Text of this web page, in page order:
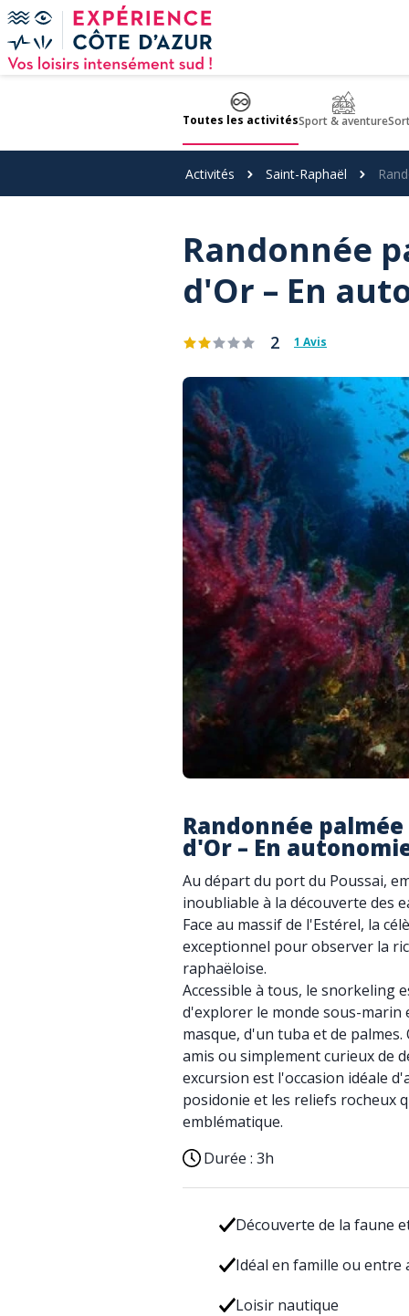
Panneau de gestion des cookies
Toutes les activitésSport & aventure
Activités Saint-Raphaël
Randonnée
d'Or – En
2 1 Avis
Randonnée
d'Or – En
Au départ du port du Poussai,
inoubliable à la découverte des
Face au massif de l'Estérel, la
exceptionnel pour observer la
raphaëloise.
Accessible à tous, le snorkeling
d'explorer le monde sous-
masque, d'un tuba et de
amis ou simplement curieux de
excursion est l'occasion idéale
posidonie et les reliefs rocheux
emblématique.
Durée : 3h
Découverte de la faune
Idéal en famille ou entre
Loisir nautique